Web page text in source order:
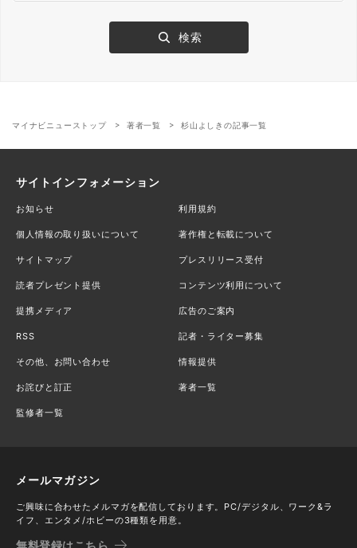
マイナビニューストップ 著者一覧 杉山よしきの記事一覧
サイトインフォメーション
お知らせ 利用規約
個人情報の取り扱いについて 著作権と転載について
サイトマップ プレスリリース受付
読者プレゼント提供 コンテンツ利用について
提携メディア 広告のご案内
RSS 記者・ライター募集
その他、お問い合わせ 情報提供
お詫びと訂正 著者一覧
監修者一覧
メールマガジン
ご興味に合わせたメルマガを配信しております。PC/デジタル、ワーク&ラ
イフ、エンタメ/ホビーの3種類を用意。
無料登録はこちら